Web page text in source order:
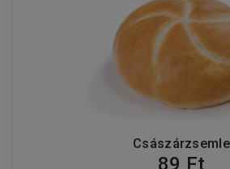
Császárzsemle
89 Ft